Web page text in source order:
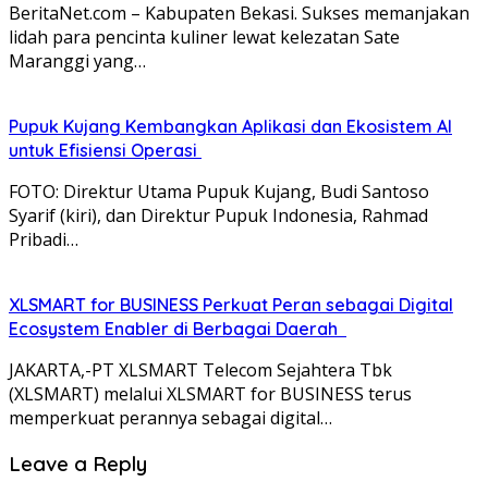
BeritaNet.com – Kabupaten Bekasi. Sukses memanjakan
lidah para pencinta kuliner lewat kelezatan Sate
Maranggi yang…
Pupuk Kujang Kembangkan Aplikasi dan Ekosistem AI
untuk Efisiensi Operasi
FOTO: Direktur Utama Pupuk Kujang, Budi Santoso
Syarif (kiri), dan Direktur Pupuk Indonesia, Rahmad
Pribadi…
XLSMART for BUSINESS Perkuat Peran sebagai Digital
Ecosystem Enabler di Berbagai Daerah
JAKARTA,-PT XLSMART Telecom Sejahtera Tbk
(XLSMART) melalui XLSMART for BUSINESS terus
memperkuat perannya sebagai digital…
Leave a Reply